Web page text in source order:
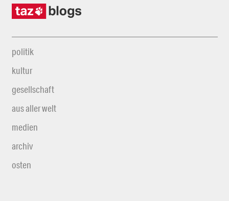
politik
kultur
gesellschaft
aus aller welt
medien
archiv
osten